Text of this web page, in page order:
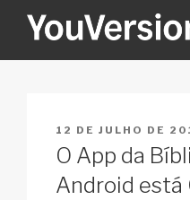
YOUVERSION
PUBLICADO
EM
12 DE JULHO DE
O App da
Android está